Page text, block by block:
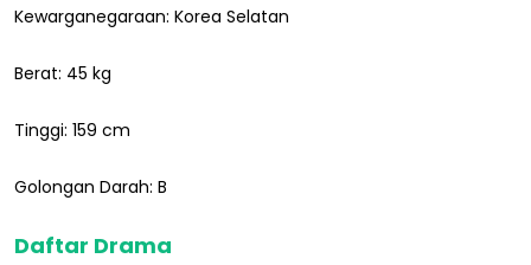
Kewarganegaraan: Korea Selatan
Berat: 45 kg
Tinggi: 159 cm
Golongan Darah: B
Daftar Drama